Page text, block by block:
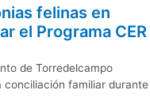
felinas en
el Programa CER